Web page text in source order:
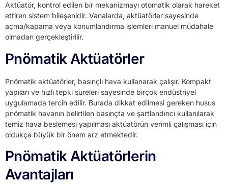
Aktüatör, kontrol edilen bir mekanizmayı otomatik olarak hareket
ettiren sistem bileşenidir. Vanalarda, aktüatörler sayesinde
açma/kapama veya konumlandırma işlemleri manuel müdahale
olmadan gerçekleştirilir.
Pnömatik Aktüatörler
Pnömatik aktüatörler, basınçlı hava kullanarak çalışır. Kompakt
yapıları ve hızlı tepki süreleri sayesinde birçok endüstriyel
uygulamada tercih edilir. Burada dikkat edilmesi gereken husus
pnömatik havanın belirtilen basınçta ve şartlandırıcı kullanılarak
temiz hava beslemesi yapılması aktüatörün verimli çalışması için
oldukça büyük bir önem arz etmektedir.
Pnömatik Aktüatörlerin
Avantajları